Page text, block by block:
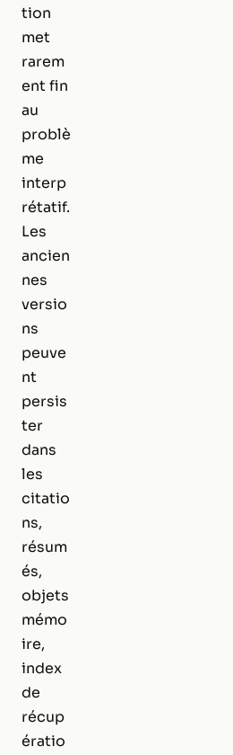
tion
met
rarem
ent fin
au
problè
me
interp
rétatif.
Les
ancien
nes
versio
ns
peuve
nt
persis
ter
dans
les
citatio
ns,
résum
és,
objets
mémo
ire,
index
de
récup
ératio